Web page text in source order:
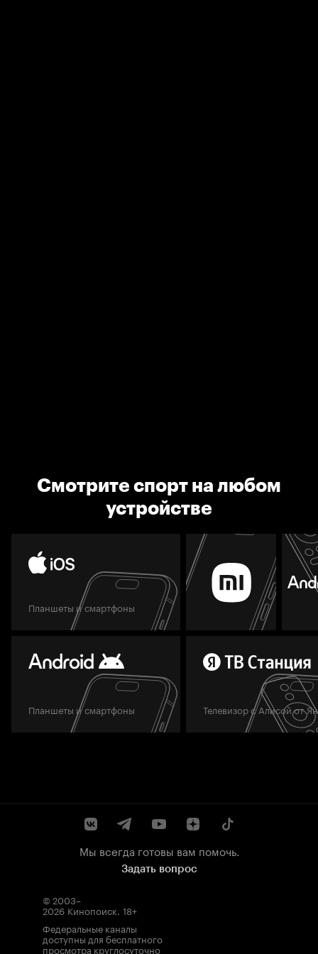
Смотрите спорт на любом
устройстве
Планшеты и смартфоны
Планшеты и смартфоны Телевизор с Алисой от
Мы всегда готовы вам помочь.
Задать вопрос
© 2003–
2026 Кинопоиск. 18+
Федеральные каналы
доступны для бесплатного
просмотра круглосуточно